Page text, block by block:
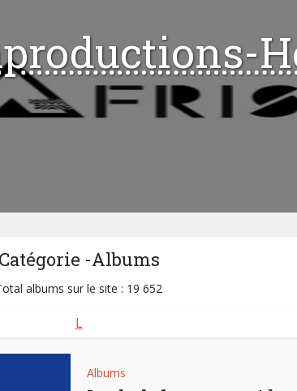
Catégorie -Albums
albums sur le site : 19 652
L
Albums